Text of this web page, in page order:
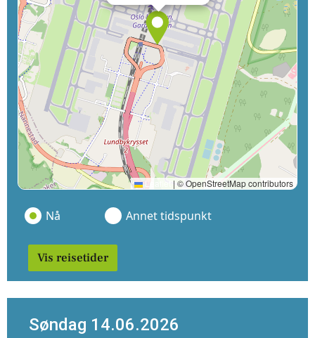
Leaflet | © OpenStreetMap contributors
Nå Annet tidspunkt
Vis reisetider
Søndag 14.06.2026